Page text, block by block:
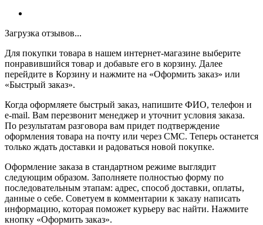
Загрузка отзывов...
Для покупки товара в нашем интернет-магазине выберите
понравившийся товар и добавьте его в корзину. Далее
перейдите в Корзину и нажмите на «Оформить заказ» или
«Быстрый заказ».
Когда оформляете быстрый заказ, напишите ФИО, телефон и
e-mail. Вам перезвонит менеджер и уточнит условия заказа.
По результатам разговора вам придет подтверждение
оформления товара на почту или через СМС. Теперь останется
только ждать доставки и радоваться новой покупке.
Оформление заказа в стандартном режиме выглядит
следующим образом. Заполняете полностью форму по
последовательным этапам: адрес, способ доставки, оплаты,
данные о себе. Советуем в комментарии к заказу написать
информацию, которая поможет курьеру вас найти. Нажмите
кнопку «Оформить заказ».